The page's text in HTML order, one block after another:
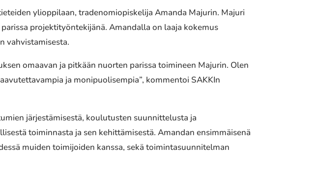
ylioppilaan, tradenomiopiskelija Amanda Majurin. Majuri
projektityöntekijänä. Amandalla on laaja kokemus
vahvistamisesta.
omaavan ja pitkään nuorten parissa toimineen Majurin. Olen
ja monipuolisempia”, kommentoi SAKKIn
järjestämisestä, koulutusten suunnittelusta ja
toiminnasta ja sen kehittämisestä. Amandan ensimmäisenä
muiden toimijoiden kanssa, sekä toimintasuunnitelman